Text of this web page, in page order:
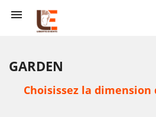

GARDEN
Choisissez la